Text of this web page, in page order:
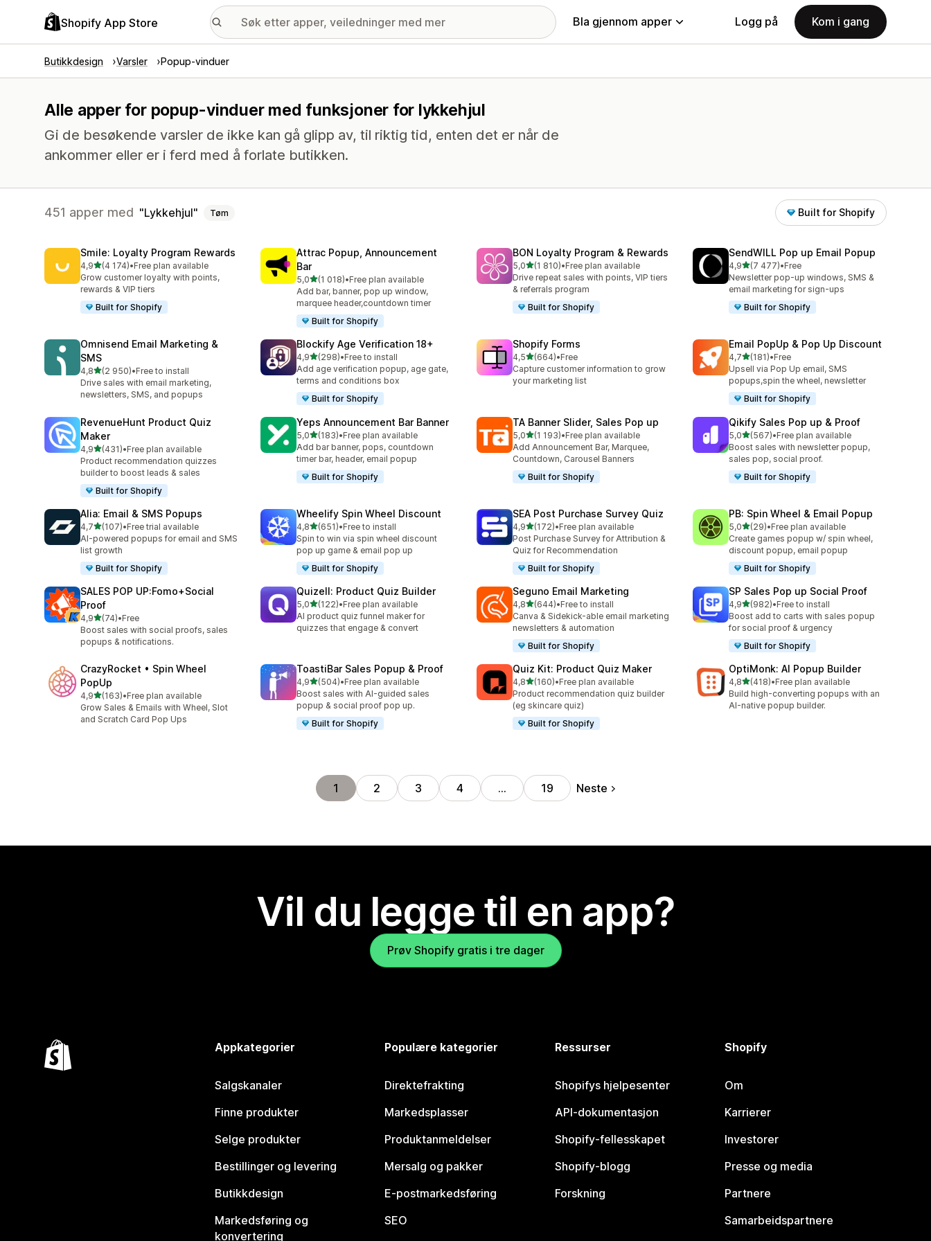
Shopify App Store Bla gjennom apper Logg på Kom i gang
Butikkdesign Varsler Popup-vinduer
Alle apper for popup-vinduer med funksjoner for lykkehjul
Gi de besøkende varsler de ikke kan gå glipp av, til riktig tid, enten det er når de
ankommer eller er i ferd med å forlate butikken.
451 apper med Lykkehjul Tøm Built for Shopify
Smile: Loyalty Program Rewards
4,9av 5 stjerner
(4 174)
Totalt 4174 omtaler
•Free plan available
Grow customer loyalty with points,
rewards & VIP tiers
Built for Shopify
Attrac Popup, Announcement
Bar
5,0av 5 stjerner
(1 018)
Totalt 1018 omtaler
•Free plan available
Add bar, banner, pop up window,
marquee header,countdown timer
Built for Shopify
BON Loyalty Program & Rewards
5,0av 5 stjerner
(1 810)
Totalt 1810 omtaler
•Free plan available
Drive repeat sales with points, VIP tiers
& referrals program
Built for Shopify
SendWILL Pop up Email Popup
4,9av 5 stjerner
(7 477)
Totalt 7477 omtaler
•Free
Newsletter pop-up windows, SMS &
email marketing for sign-ups
Built for Shopify
Omnisend Email Marketing &
SMS
4,8av 5 stjerner
(2 950)
Totalt 2950 omtaler
•Free to install
Drive sales with email marketing,
newsletters, SMS, and popups
Blockify Age Verification 18+
4,9av 5 stjerner
(298)
Totalt 298 omtaler
•Free to install
Add age verification popup, age gate,
terms and conditions box
Built for Shopify
Shopify Forms
4,5av 5 stjerner
(664)
Totalt 664 omtaler
•Free
Capture customer information to grow
your marketing list
Email PopUp & Pop Up Discount
4,7av 5 stjerner
(181)
Totalt 181 omtaler
•Free
Upsell via Pop Up email, SMS
popups,spin the wheel, newsletter
Built for Shopify
RevenueHunt Product Quiz
Maker
4,9av 5 stjerner
(431)
Totalt 431 omtaler
•Free plan available
Product recommendation quizzes
builder to boost leads & sales
Built for Shopify
Yeps Announcement Bar Banner
5,0av 5 stjerner
(183)
Totalt 183 omtaler
•Free plan available
Add bar banner, pops, countdown
timer bar, header, email popup
Built for Shopify
TA Banner Slider, Sales Pop up
5,0av 5 stjerner
(1 193)
Totalt 1193 omtaler
•Free plan available
Add Announcement Bar, Marquee,
Countdown, Carousel Banners
Built for Shopify
Qikify Sales Pop up & Proof
5,0av 5 stjerner
(567)
Totalt 567 omtaler
•Free plan available
Boost sales with newsletter popup,
sales pop, social proof.
Built for Shopify
Alia: Email & SMS Popups
4,7av 5 stjerner
(107)
Totalt 107 omtaler
•Free trial available
AI-powered popups for email and SMS
list growth
Built for Shopify
Wheelify Spin Wheel Discount
4,8av 5 stjerner
(651)
Totalt 651 omtaler
•Free to install
Spin to win via spin wheel discount
pop up game & email pop up
Built for Shopify
SEA Post Purchase Survey Quiz
4,9av 5 stjerner
(172)
Totalt 172 omtaler
•Free plan available
Post Purchase Survey for Attribution &
Quiz for Recommendation
Built for Shopify
PB: Spin Wheel & Email Popup
5,0av 5 stjerner
(29)
Totalt 29 omtaler
•Free plan available
Create games popup w/ spin wheel,
discount popup, email popup
Built for Shopify
SALES POP UP:Fomo+Social
Proof
4,9av 5 stjerner
(74)
Totalt 74 omtaler
•Free
Boost sales with social proofs, sales
popups & notifications.
Quizell: Product Quiz Builder
5,0av 5 stjerner
(122)
Totalt 122 omtaler
•Free plan available
AI product quiz funnel maker for
quizzes that engage & convert
Seguno Email Marketing
4,8av 5 stjerner
(644)
Totalt 644 omtaler
•Free to install
Canva & Sidekick-able email marketing
newsletters & automation
Built for Shopify
SP Sales Pop up Social Proof
4,9av 5 stjerner
(982)
Totalt 982 omtaler
•Free to install
Boost add to carts with sales popup
for social proof & urgency
Built for Shopify
CrazyRocket • Spin Wheel
PopUp
4,9av 5 stjerner
(163)
Totalt 163 omtaler
•Free plan available
Grow Sales & Emails with Wheel, Slot
and Scratch Card Pop Ups
ToastiBar Sales Popup & Proof
4,9av 5 stjerner
(504)
Totalt 504 omtaler
•Free plan available
Boost sales with AI-guided sales
popup & social proof pop up.
Built for Shopify
Quiz Kit: Product Quiz Maker
4,8av 5 stjerner
(160)
Totalt 160 omtaler
•Free plan available
Product recommendation quiz builder
(eg skincare quiz)
Built for Shopify
OptiMonk: AI Popup Builder
4,8av 5 stjerner
(418)
Totalt 418 omtaler
•Free plan available
Build high-converting popups with an
AI-native popup builder.
1 2 3 4 … 19 Neste
Vil du legge til en app?
Prøv Shopify gratis i tre dager
Appkategorier
Salgskanaler
Finne produkter
Selge produkter
Bestillinger og levering
Butikkdesign
Markedsføring og
konvertering
Populære kategorier
Direktefrakting
Markedsplasser
Produktanmeldelser
Mersalg og pakker
E-postmarkedsføring
SEO
Ressurser
Shopifys hjelpesenter
API-dokumentasjon
Shopify-fellesskapet
Shopify-blogg
Forskning
Shopify
Om
Karrierer
Investorer
Presse og media
Partnere
Samarbeidspartnere